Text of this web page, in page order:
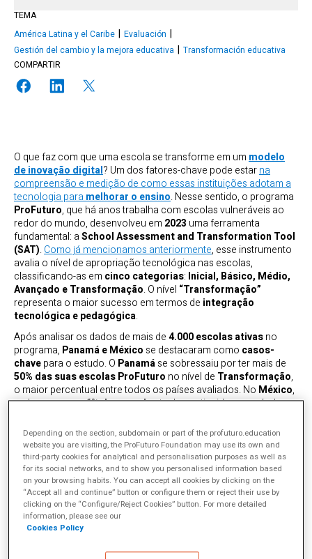
TEMA
América Latina y el Caribe
Evaluación
Gestión del cambio y la mejora educativa
Transformación educativa
COMPARTIR
O que faz com que uma escola se transforme em um modelo
de inovação digital? Um dos fatores-chave pode estarna
compreensão e medição de como essas instituições adotam a
tecnologia para melhorar o ensino. Nesse sentido, o programa
ProFuturo, que há anos trabalha com escolas vulneráveis ao
redor do mundo, desenvolveu em 2023 uma ferramenta
fundamental: aSchool Assessment and Transformation Tool
(SAT).Como já mencionamos anteriormente, esse instrumento
avalia o nível de apropriação tecnológica nas escolas,
classificando-as em cinco categorias: Inicial, Básico, Médio,
Avançado e Transformação. O nível “Transformação”
representa o maior sucesso em termos de integração
tecnológica e pedagógica.
Após analisar os dados de mais de4.000 escolas ativasno
programa, Panamá e México se destacaram como casos-
chavepara o estudo. O Panamáse sobressaiu por ter mais de
50% das suas escolas ProFuturo no nível de Transformação,
o maior percentual entre todos os países avaliados. No México,
embora apenas6% das escolastenham atingido esse nível, o
conectividade e nos recursos disponíveis
Esses contrastes fazem com que os dois países sejam
exemplos complementares:o Panamá como um modelo de
sucesso consolidado, e oMéxico como um cenário onde os
avanços são notáveis mesmo diante de condições adversas
Neste artigo, exploraremos osfatores-chave que permitiram às
escolas do Panamá e do México liderarem a
Depending on the section, subdomain or part of the profuturo.education
website you are visiting, the ProFuturo Foundation may use its own and
third-party cookies for analytical and personalisation purposes as well as
for its social networks, and to show you personalised information based
on your browsing habits. You can accept all cookies by clicking on the
“Accept all and continue” button or configure them or reject their use by
clicking on the “Configure/Reject Cookies” button. For more detailed
information, please see our
Cookies Policy